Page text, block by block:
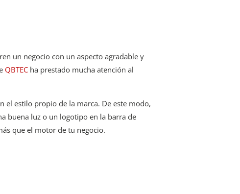
un negocio con un aspecto agradable y
QBTEC ha prestado mucha atención al
el estilo propio de la marca. De este modo,
buena luz o un logotipo en la barra de
que el motor de tu negocio.